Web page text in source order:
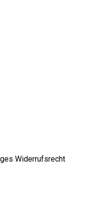
Widerrufsrecht